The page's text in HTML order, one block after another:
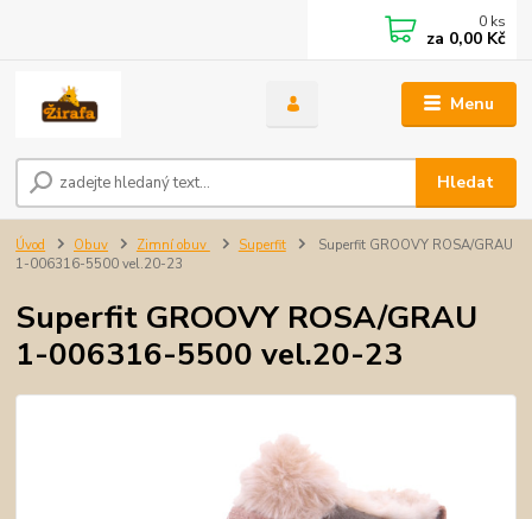
Menu
Hledat
0 ks
za 0,00 Kč
Úvod Obuv Zimní obuv Superfit
Superfit GROOVY ROSA/GRAU
1-006316-5500 vel.20-23
Superfit GROOVY ROSA/GRAU
1-006316-5500 vel.20-23